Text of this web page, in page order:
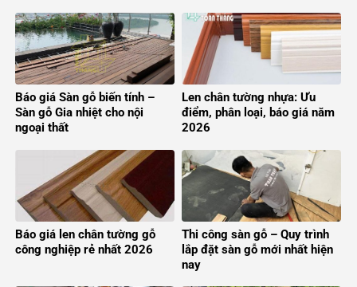
Báo giá Sàn gỗ biến tính –
Sàn gỗ Gia nhiệt cho nội
ngoại thất
Len chân tường nhựa: Ưu
điểm, phân loại, báo giá năm
2026
Báo giá len chân tường gỗ
công nghiệp rẻ nhất 2026
Thi công sàn gỗ – Quy trình
lắp đặt sàn gỗ mới nhất hiện
nay